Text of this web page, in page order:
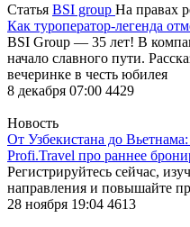
Статья BSI group На правах
Как туроператор-легенда
BSI Group — 35 лет! В
начало славного пути.
вечеринке в честь юбилея
8 декабря 07:00 4429
Новость
От Узбекистана до
Profi.Travel про раннее
Регистрируйтесь сейчас,
направления и повышайте
28 ноября 19:04 4613